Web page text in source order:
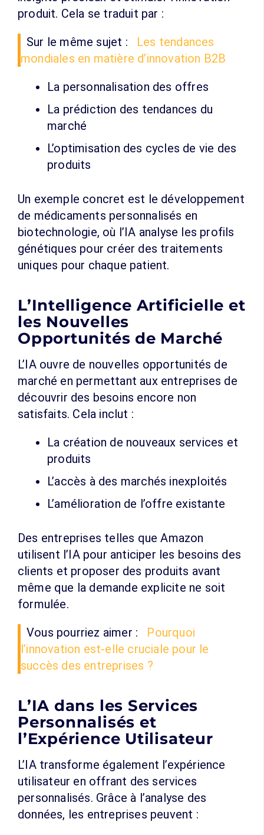
produit. Cela se traduit par :
Sur le même sujet :
Les tendances
mondiales en matière d’innovation B2B
La personnalisation des offres
La prédiction des tendances du
marché
L’optimisation des cycles de vie des
produits
Un exemple concret est le développement
de médicaments personnalisés en
biotechnologie, où l’IA analyse les profils
génétiques pour créer des traitements
uniques pour chaque patient.
L’Intelligence Artificielle et
les Nouvelles
Opportunités de Marché
L’IA ouvre de nouvelles opportunités de
marché en permettant aux entreprises de
découvrir des besoins encore non
satisfaits. Cela inclut :
La création de nouveaux services et
produits
L’accès à des marchés inexploités
L’amélioration de l’offre existante
Des entreprises telles que Amazon
utilisent l’IA pour anticiper les besoins des
clients et proposer des produits avant
même que la demande explicite ne soit
formulée.
Vous pourriez aimer :
Pourquoi
l’innovation est-elle cruciale pour le
succès des entreprises ?
L’IA dans les Services
Personnalisés et
l’Expérience Utilisateur
L’IA transforme également l’expérience
utilisateur en offrant des services
personnalisés. Grâce à l’analyse des
données, les entreprises peuvent :